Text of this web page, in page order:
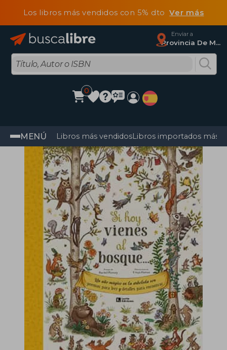
Los libros más vendidos con 5% dtoVer más
Enviar a
Provincia De Madrid
0
MENÚ Libros más vendidosLibros importados más